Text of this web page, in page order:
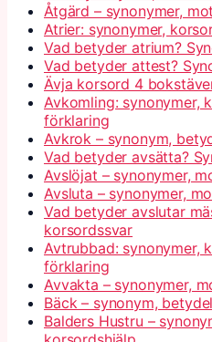
Åtgärd – synonymer,
Atrier: synonymer,
Vad betyder atrium?
Vad betyder attest?
Ävja korsord 4
Avkomling: synonymer,
förklaring
Avkrok – synonym,
Vad betyder avsätta?
Avslöjat – synonymer,
Avsluta – synonymer,
Vad betyder avslutar
korsordssvar
Avtrubbad: synonymer,
förklaring
Avvakta – synonymer,
Bäck – synonym,
Balders Hustru –